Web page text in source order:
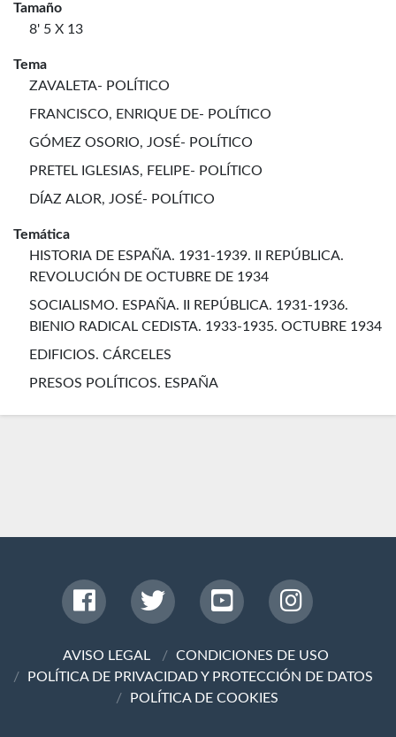
Tamaño
8' 5 X 13
Tema
ZAVALETA- POLÍTICO
FRANCISCO, ENRIQUE DE- POLÍTICO
GÓMEZ OSORIO, JOSÉ- POLÍTICO
PRETEL IGLESIAS, FELIPE- POLÍTICO
DÍAZ ALOR, JOSÉ- POLÍTICO
Temática
HISTORIA DE ESPAÑA. 1931-1939. II REPÚBLICA.
REVOLUCIÓN DE OCTUBRE DE 1934
SOCIALISMO. ESPAÑA. II REPÚBLICA. 1931-1936.
BIENIO RADICAL CEDISTA. 1933-1935. OCTUBRE 1934
EDIFICIOS. CÁRCELES
PRESOS POLÍTICOS. ESPAÑA
AVISO LEGAL
CONDICIONES DE USO
POLÍTICA DE PRIVACIDAD Y PROTECCIÓN DE DATOS
POLÍTICA DE COOKIES